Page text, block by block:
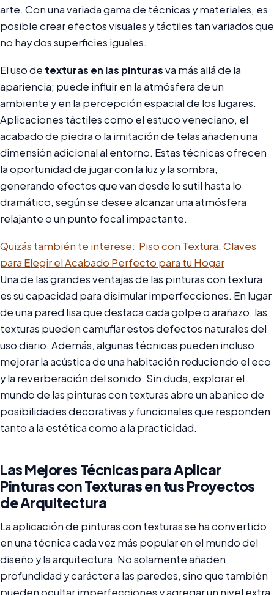
arte. Con una variada gama de técnicas y materiales, es
posible crear efectos visuales y táctiles tan variados que
no hay dos superficies iguales.
El uso de texturas en las pinturasva más allá de la
apariencia; puede influir en la atmósfera de un
ambiente y en la percepción espacial de los lugares.
Aplicaciones táctiles como el estuco veneciano, el
acabado de piedra o la imitación de telas añaden una
dimensión adicional al entorno. Estas técnicas ofrecen
la oportunidad de jugar con la luz y la sombra,
generando efectos que van desde lo sutil hasta lo
dramático, según se desee alcanzar una atmósfera
relajante o un punto focal impactante.
Quizás también te interese: Piso con Textura: Claves
para Elegir el Acabado Perfecto para tu Hogar
Una de las grandes ventajas de las pinturas con textura
es su capacidad para disimular imperfecciones. En lugar
de una pared lisa que destaca cada golpe o arañazo, las
texturas pueden camuflar estos defectos naturales del
uso diario. Además, algunas técnicas pueden incluso
mejorar la acústica de una habitación reduciendo el eco
y la reverberación del sonido. Sin duda, explorar el
mundo de las pinturas con texturas abre un abanico de
posibilidades decorativas y funcionales que responden
tanto a la estética como a la practicidad.
Las Mejores Técnicas para Aplicar
Pinturas con Texturas en tus Proyectos
de Arquitectura
La aplicación de pinturas con texturas se ha convertido
en una técnica cada vez más popular en el mundo del
diseño y la arquitectura. No solamente añaden
profundidad y carácter a las paredes, sino que también
pueden ocultar imperfecciones y agregar un nivel extra